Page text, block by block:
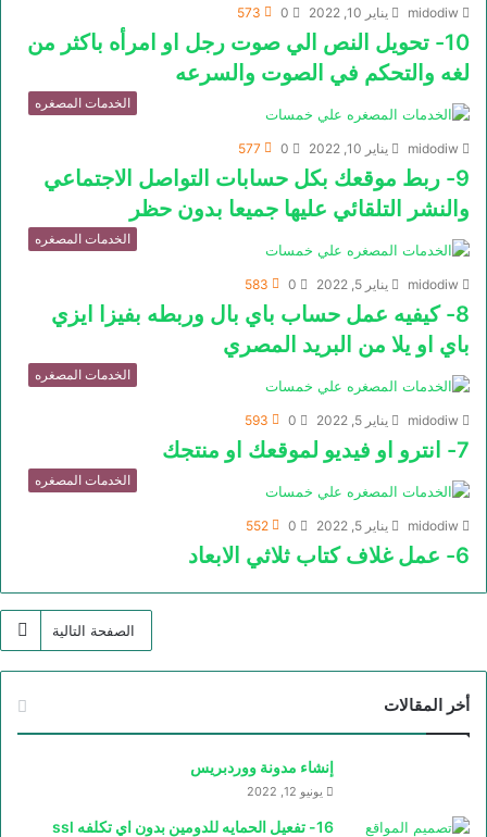
midodiw يناير 10, 2022 0
573
10- تحويل النص الي صوت رجل او امرأه باكثر من
لغه والتحكم في الصوت والسرعه
الخدمات المصغره
midodiw يناير 10, 2022 0
577
9- ربط موقعك بكل حسابات التواصل الاجتماعي
والنشر التلقائي عليها جميعا بدون حظر
الخدمات المصغره
midodiw يناير 5, 2022 0
583
8- كيفيه عمل حساب باي بال وربطه بفيزا ايزي
باي او يلا من البريد المصري
الخدمات المصغره
midodiw يناير 5, 2022 0
593
7- انترو او فيديو لموقعك او منتجك
الخدمات المصغره
midodiw يناير 5, 2022 0
552
6- عمل غلاف كتاب ثلاثي الابعاد
الصفحة التالية
أخر المقالات
إنشاء مدونة ووردبريس
يونيو 12, 2022
16- تفعيل الحمايه للدومين بدون اي تكلفه ssl